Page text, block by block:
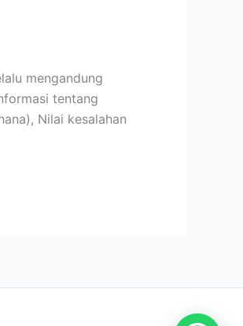
mengandung
tentang
Nilai kesalahan